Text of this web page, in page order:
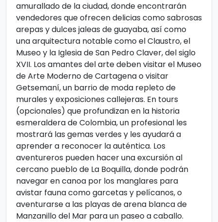
amurallado de la ciudad, donde encontrarán
vendedores que ofrecen delicias como sabrosas
arepas y dulces jaleas de guayaba, así como
una arquitectura notable como el Claustro, el
Museo y la Iglesia de San Pedro Claver, del siglo
XVII. Los amantes del arte deben visitar el Museo
de Arte Moderno de Cartagena o visitar
Getsemaní, un barrio de moda repleto de
murales y exposiciones callejeras. En tours
(opcionales) que profundizan en la historia
esmeraldera de Colombia, un profesional les
mostrará las gemas verdes y les ayudará a
aprender a reconocer la auténtica. Los
aventureros pueden hacer una excursión al
cercano pueblo de La Boquilla, donde podrán
navegar en canoa por los manglares para
avistar fauna como garcetas y pelícanos, o
aventurarse a las playas de arena blanca de
Manzanillo del Mar para un paseo a caballo.